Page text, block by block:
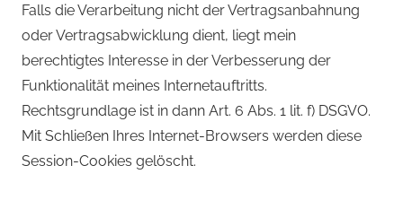
Falls die Verarbeitung nicht der Vertragsanbahnung
oder Vertragsabwicklung dient, liegt mein
berechtigtes Interesse in der Verbesserung der
Funktionalität meines Internetauftritts.
Rechtsgrundlage ist in dann Art. 6 Abs. 1 lit. f) DSGVO.
Mit Schließen Ihres Internet-Browsers werden diese
Session-Cookies gelöscht.